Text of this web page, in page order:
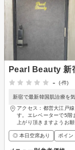
Pearl Beauty 新
-
(-件)
新宿で最新韓国肌治療を
アクセス：都営大江戸
す。エレベーターで5階
上がり頂きますようお
◎ 本日空席あり ポイン